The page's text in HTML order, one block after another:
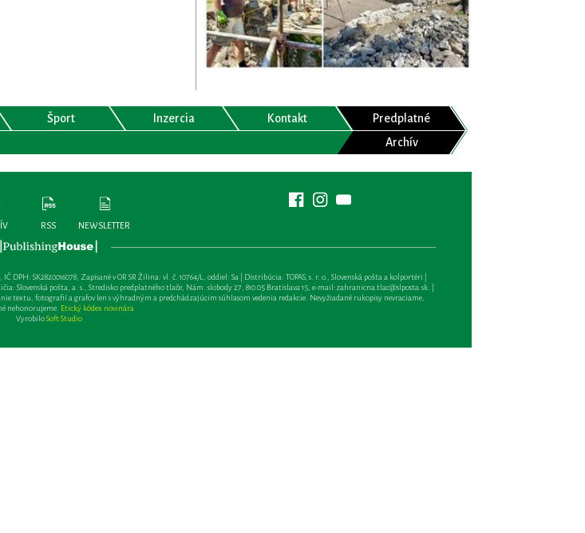
Šport Inzercia Kontakt
Predplatné
Archív
RSS NEWSLETTER
DPH: SK2820016078, Zapísané v OR SR Žilina: vl. č. 10764/L, oddiel: Sa | Distribúcia: TOPAS, s. r. o., Slovenská pošta a kolportéri |
Slovenská pošta, a. s., Stredisko predplatného tlače, Nám. slobody 27, 810 05 Bratislava 15, e-mail:zahranicna.tlac@slposta.sk. |
textu, fotografií a grafov len s výhradným a predchádzajúcim súhlasom vedenia redakcie. Nevyžiadané rukopisy nevraciame,
nehonorujeme. Etický kódex novinára
VyrobiloSoft Studio